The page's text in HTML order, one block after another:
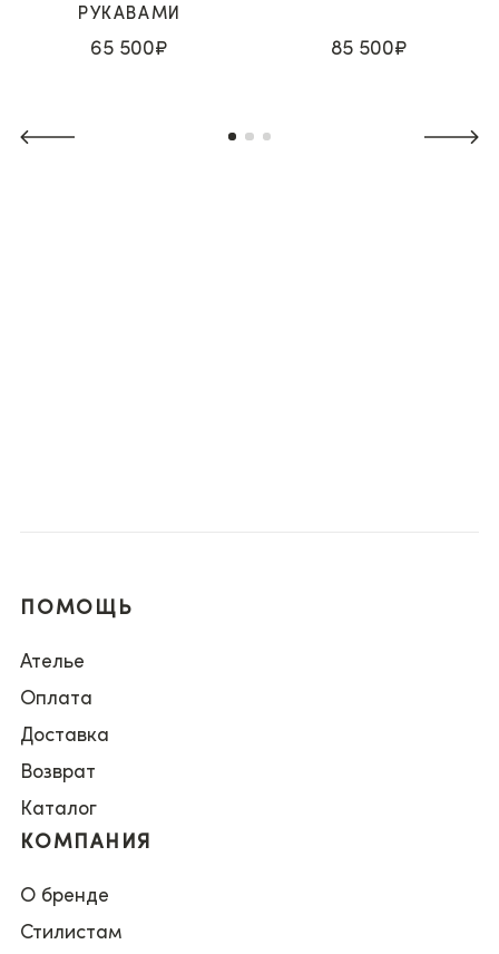
РУКАВАМИ
65 500₽ 85 500₽
ПОМОЩЬ
Ателье
Оплата
Доставка
Возврат
Каталог
КОМПАНИЯ
О бренде
Стилистам